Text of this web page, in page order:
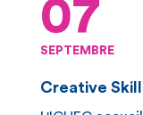
07
SEPTEMBRE
Creative